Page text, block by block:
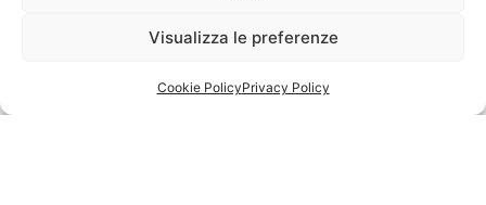
Visualizza le preferenze
Cookie PolicyPrivacy Policy